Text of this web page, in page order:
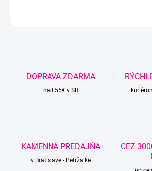
DOPRAVA ZDARMA
nad 55€ v SR
KAMENNÁ PREDAJŇA
v Bratislave - Petržalke
CEZ